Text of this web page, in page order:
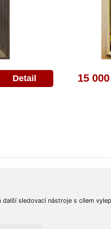
sledovací nástroje s cílem
Detail 15